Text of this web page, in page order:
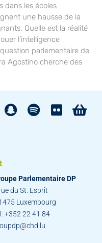
dans les écoles
une hausse de la
Quelle est la réalité
l’intelligence
parlementaire de
Agostino cherche des
Parlementaire DP
du St. Esprit
Luxembourg
+352 22 41 84